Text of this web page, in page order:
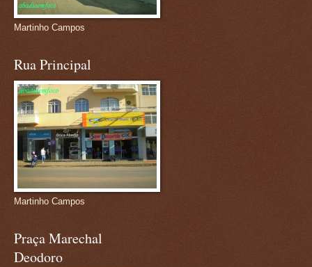
Martinho Campos
Rua Principal
Martinho Campos
Praça Marechal
Deodoro